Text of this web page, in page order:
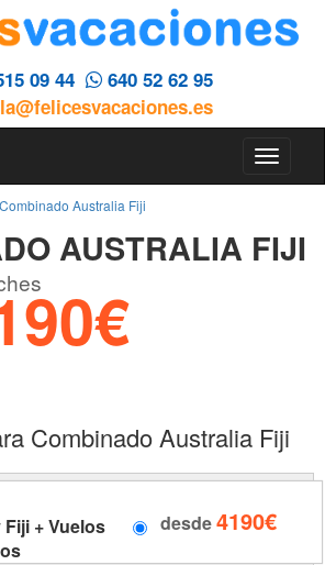
09 44
640 52 62 95
Combinado Australia Fiji
AUSTRALIA FIJI
Combinado Australia Fiji
+ Vuelos
desde4190€